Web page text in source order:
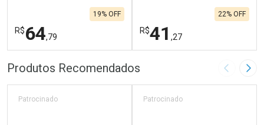
R$64,79
19% OFF
FECHAR
Laboratório
FECHAR
Por Menos
R$41 ,27
22% OFF
Laboratório
Por Menos
Produtos Recomendados Imagem
Patrocinado Patrocinado